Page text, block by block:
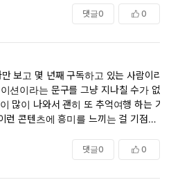
륭한 큐레이션을 선보이는 동시에, 베
십분 발휘해 학습자의 수준에 맞게 난
하게 배치했습니다.
않고 작품의 줄거리와 감상 포인트를
가는 동안 원작의 묵직한 감동을 생생
니다.
이 돋보입니다.
교재에 지쳤다면, 하루 5~10분씩 내
리면서 일상 속 작은 힐링까지 챙길 수
댓글0 0
보고 몇 년째 구독하고 있는 사람이라
션이라는 문구를 그냥 지나칠 수가 없
많이 나와서 괜히 또 추억여행 하는 기
콘텐츠에 흥미를 느끼는 걸 기점으로
감사해요~
댓글0 0